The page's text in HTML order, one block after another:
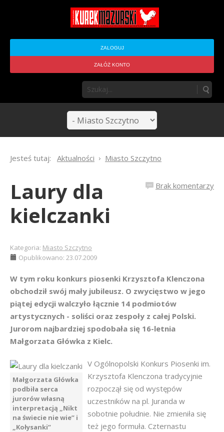
ZALOGUJ
ZAŁÓŻ KONTO
Jesteś tutaj: Aktualności Miasto Szczytno
Brak komentarzy
Laury dla
kielczanki
Kategoria: Miasto Szczytno
Opublikowano: 23.07.2009
W tym roku konkurs piosenki Krzysztofa Klenczona
obchodził swój mały jubileusz. O zwycięstwo w jego
piątej edycji walczyło łącznie 14 podmiotów
artystycznych - soliści oraz zespoły z całej Polski.
Jurorom najbardziej spodobała się 16-letnia
Małgorzata Główka z Kielc.
Małgorzata Główka
podbiła serca
jurorów własną
interpretacją „Nikt
na świecie nie wie” i
„Kołysanki”
V Ogólnopolski Konkurs Piosenki im.
Krzysztofa Klenczona tradycyjnie
rozpoczął się od występów
uczestników na pl. Juranda w
sobotnie południe. Nie zmieniła się
też jego formuła. Czternastu